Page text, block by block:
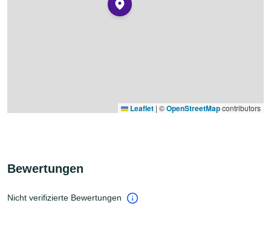
Leaflet | ©OpenStreetMapcontributors
Bewertungen
Nicht verifizierte Bewertungen